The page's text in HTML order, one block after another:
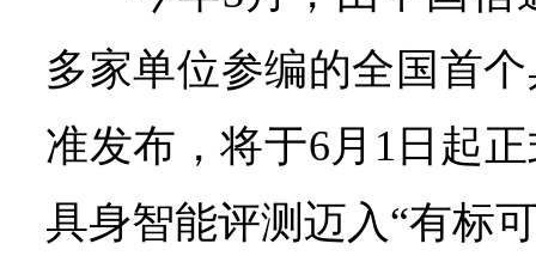
多家单位参编的全国首
准发布，将于6月1日起
具身智能评测迈入“有标